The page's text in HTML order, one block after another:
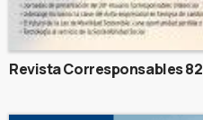
Revista Corresponsables 82